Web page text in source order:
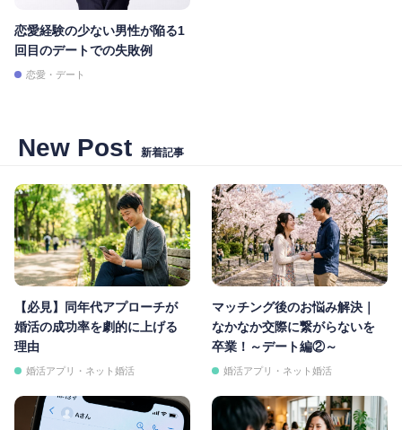
恋愛経験の少ない男性が陥る1
回目のデートでの失敗例
恋愛・デート
New Post 新着記事
【必見】同年代アプローチが
婚活の成功率を劇的に上げる
理由
婚活アプリ・ネット婚活
マッチング後のお悩み解決｜
なかなか交際に繋がらないを
卒業！～デート編②～
婚活アプリ・ネット婚活